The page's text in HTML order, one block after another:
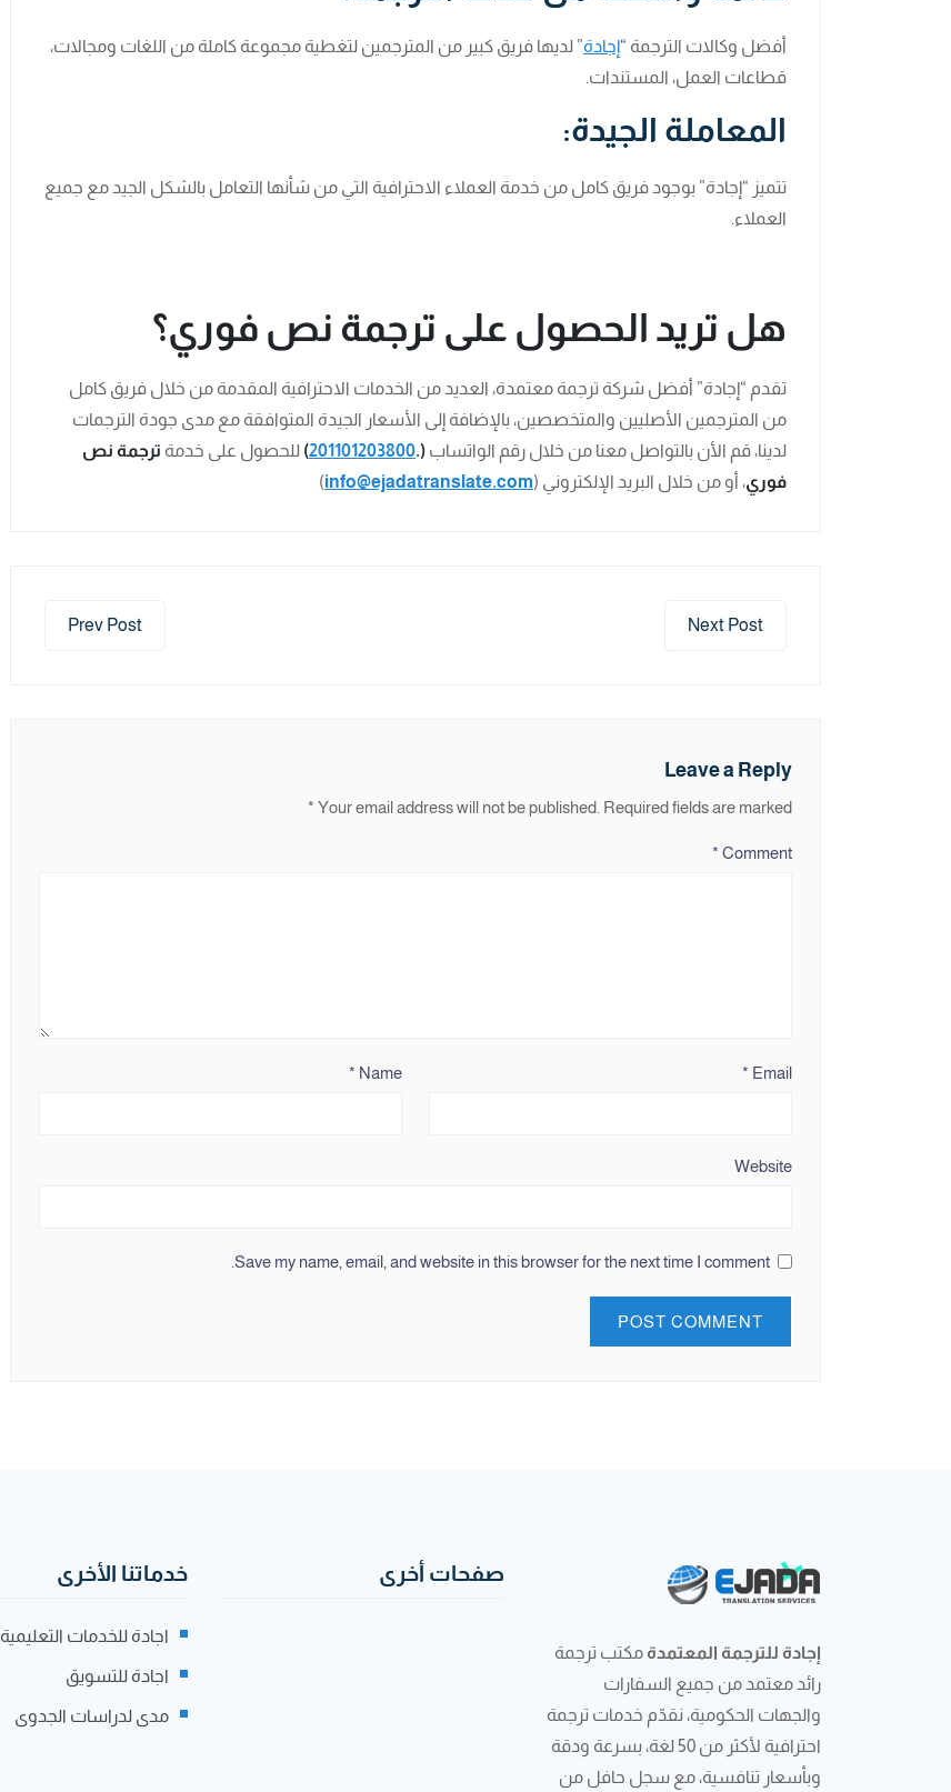
أفضل وكالات الترجمة “إجادة” لديها فريق كبير من المترجمين لتغطية مجموعة كاملة من اللغات ومجالات،
قطاعات العمل، المستندات.
المعاملة الجيدة:
تتميز “إجادة” بوجود فريق كامل من خدمة العملاء الاحترافية التي من شأنها التعامل بالشكل الجيد مع جميع
العملاء.
هل تريد الحصول على ترجمة نص فوري؟
تقدم “إجادة” أفضل شركة ترجمة معتمدة، العديد من الخدمات الاحترافية المقدمة من خلال فريق كامل
من المترجمين الأصليين والمتخصصين، بالإضافة إلى الأسعار الجيدة المتوافقة مع مدى جودة الترجمات
لدينا، قم الأن بالتواصل معنا من خلال رقم الواتساب (.
201101203800
) للحصول على خدمة ترجمة نص
فوري، أو من خلال البريد الإلكتروني (info@ejadatranslate.com
)
Prev Post Next Post
Leave a Reply
Your email address will not be published. Required fields are marked
*
Comment
*
Name
* Email
*
Website
Save my name, email, and website in this browser for the next time I comment.
إجادة للترجمة المعتمدة مكتب ترجمة
رائد معتمد من جميع السفارات
والجهات الحكومية، نقدّم خدمات ترجمة
احترافية لأكثر من 50 لغة، بسرعة ودقة
وبأسعار تنافسية، مع سجل حافل من
صفحات أخرى خدماتنا الأخرى
اجادة للخدمات التعليمية
اجادة للتسويق
مدى لدراسات الجدوى